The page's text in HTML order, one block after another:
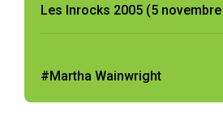
Les Inrocks 2005 (5
#Martha Wainwright